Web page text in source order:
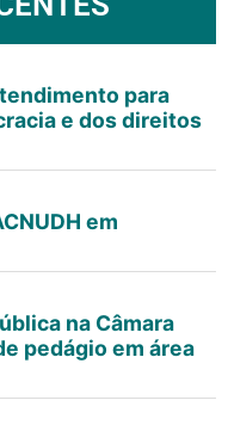
para
e dos direitos
em
na Câmara
pedágio em área